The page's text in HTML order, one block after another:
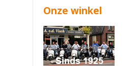
Onze winkel